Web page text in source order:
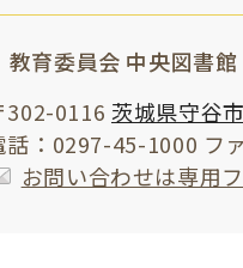
教育委員会 中央図書館
302-0116 茨城県守谷
話：0297-45-1000 フ
お問い合わせは専用